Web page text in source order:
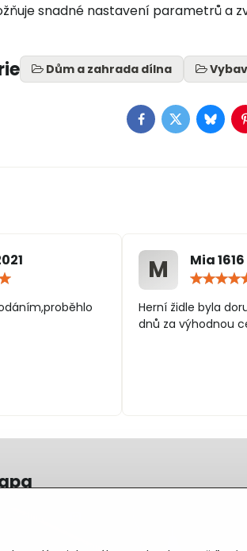
snadné nastavení parametrů a
Dům a zahrada dílna
Facebook
Twitter
/
5
M
Mia 1616
Herní židle byla
dnů za výhodnou